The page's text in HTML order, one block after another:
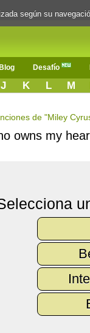
Blog Desafío
J K L M
de "Miley
owns my
según su